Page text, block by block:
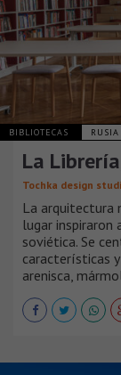
BIBLIOTECAS RUSIA
La
Tochka design
La arquitectura
lugar inspiraron
soviética. Se
características
arenisca,